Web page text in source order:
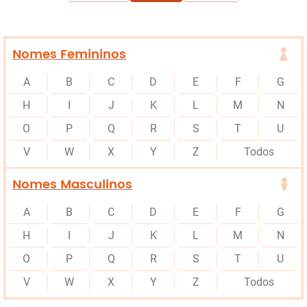
Nomes Femininos
A B C D E F
G
H
I J K L M
N
O
P Q R S T
U
V
W X Y Z Todos
Nomes Masculinos
A B C D E F
G
H
I J K L M
N
O
P Q R S T
U
V
W X Y Z Todos